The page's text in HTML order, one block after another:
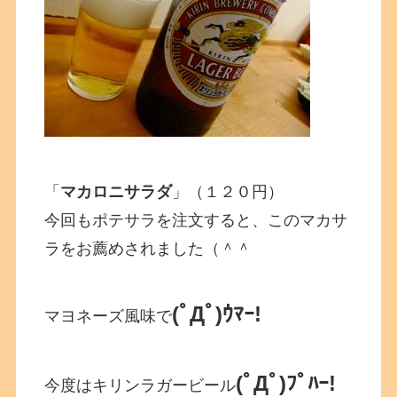
「 マカロニサラダ」（１２０円）
今回もポテサラを注文すると、このマカサ
ラをお薦めされました（＾＾
マヨネーズ風味で(ﾟДﾟ)ｳﾏｰ!
今度はキリンラガービール(ﾟДﾟ)ﾌﾟﾊｰ!